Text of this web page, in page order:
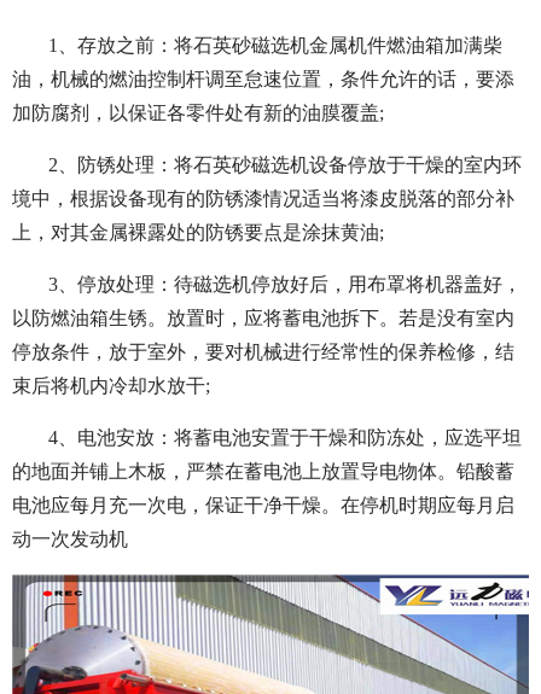
1、存放之前：将石英砂磁选机金属机件燃油箱加满柴
油，机械的燃油控制杆调至怠速位置，条件允许的话，要添
加防腐剂，以保证各零件处有新的油膜覆盖;
2、防锈处理：将石英砂磁选机设备停放于干燥的室内环
境中，根据设备现有的防锈漆情况适当将漆皮脱落的部分补
上，对其金属裸露处的防锈要点是涂抹黄油;
3、停放处理：待磁选机停放好后，用布罩将机器盖好，
以防燃油箱生锈。放置时，应将蓄电池拆下。若是没有室内
停放条件，放于室外，要对机械进行经常性的保养检修，结
束后将机内冷却水放干;
4、电池安放：将蓄电池安置于干燥和防冻处，应选平坦
的地面并铺上木板，严禁在蓄电池上放置导电物体。铅酸蓄
电池应每月充一次电，保证干净干燥。在停机时期应每月启
动一次发动机